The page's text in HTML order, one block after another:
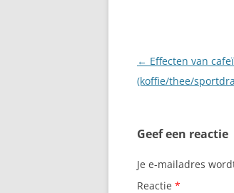
Berichtnavigatie
← Effecten van
(koffie/thee/
Geef een reactie
Je e-mailadres
Reactie *